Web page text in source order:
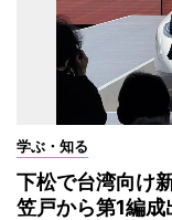
学ぶ・知る
下松で台湾向け
笠戸から第1編成